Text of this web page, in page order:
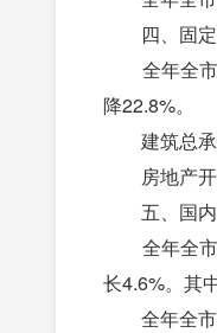
四、固定
全年全市
降22.8%。
建筑总承
房地产开
五、国内
全年全市
长4.6%。其
全年全市